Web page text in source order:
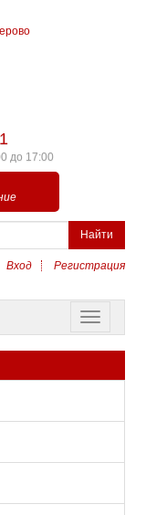
до 17:00
Найти
Вход Регистрация